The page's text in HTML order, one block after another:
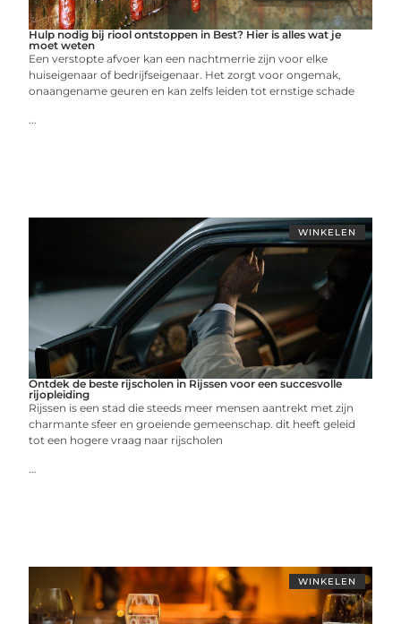
Hulp nodig bij riool ontstoppen in Best? Hier is alles wat je
moet weten
Een verstopte afvoer kan een nachtmerrie zijn voor elke
huiseigenaar of bedrijfseigenaar. Het zorgt voor ongemak,
onaangename geuren en kan zelfs leiden tot ernstige schade
...
WINKELEN
Ontdek de beste rijscholen in Rijssen voor een succesvolle
rijopleiding
Rijssen is een stad die steeds meer mensen aantrekt met zijn
charmante sfeer en groeiende gemeenschap. dit heeft geleid
tot een hogere vraag naar rijscholen
...
WINKELEN